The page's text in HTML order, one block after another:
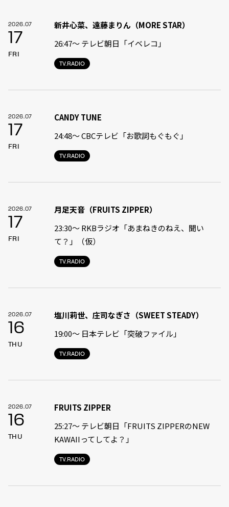
2026.07
17
FRI
TV.RADIO
新井心菜、遠藤まりん（MORE STAR）
26:47〜 テレビ朝日「イベレコ」
2026.07
17
FRI
TV.RADIO
CANDY TUNE
24:48〜 CBCテレビ「お歌詞もぐもぐ」
2026.07
17
FRI
TV.RADIO
月足天音（FRUITS ZIPPER）
23:30〜 RKBラジオ「あまねきのねえ、聞い
て？」（仮）
2026.07
16
THU
TV.RADIO
塩川莉世、庄司なぎさ（SWEET STEADY）
19:00〜 日本テレビ「突破ファイル」
2026.07
16
THU
TV.RADIO
FRUITS ZIPPER
25:27～ テレビ朝日「FRUITS ZIPPERのNEW
KAWAIIってしてよ？」